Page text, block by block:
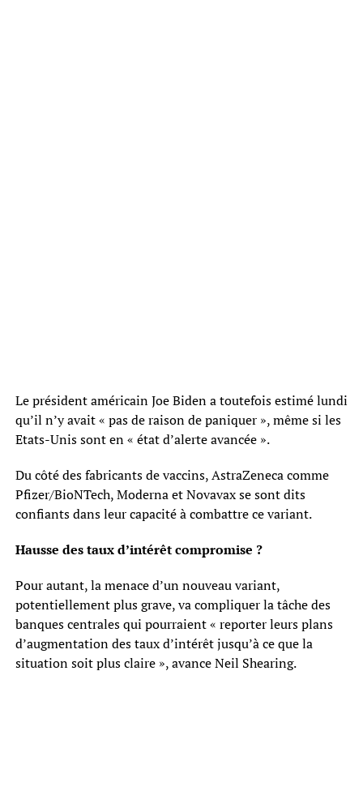
Le président américain Joe Biden a toutefois estimé lundi
qu’il n’y avait « pas de raison de paniquer », même si les
Etats-Unis sont en « état d’alerte avancée ».
Du côté des fabricants de vaccins, AstraZeneca comme
Pfizer/BioNTech, Moderna et Novavax se sont dits
confiants dans leur capacité à combattre ce variant.
Hausse des taux d’intérêt compromise ?
Pour autant, la menace d’un nouveau variant,
potentiellement plus grave, va compliquer la tâche des
banques centrales qui pourraient « reporter leurs plans
d’augmentation des taux d’intérêt jusqu’à ce que la
situation soit plus claire », avance Neil Shearing.